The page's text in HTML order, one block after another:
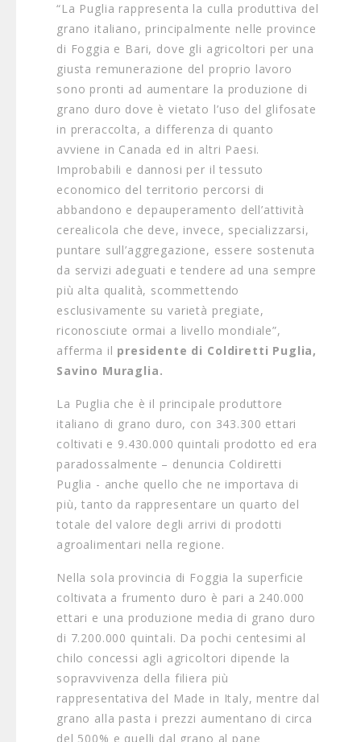
“La Puglia rappresenta la culla produttiva del
grano italiano, principalmente nelle province
di Foggia e Bari, dove gli agricoltori per una
giusta remunerazione del proprio lavoro
sono pronti ad aumentare la produzione di
grano duro dove è vietato l’uso del glifosate
in preraccolta, a differenza di quanto
avviene in Canada ed in altri Paesi.
Improbabili e dannosi per il tessuto
economico del territorio percorsi di
abbandono e depauperamento dell’attività
cerealicola che deve, invece, specializzarsi,
puntare sull’aggregazione, essere sostenuta
da servizi adeguati e tendere ad una sempre
più alta qualità, scommettendo
esclusivamente su varietà pregiate,
riconosciute ormai a livello mondiale”,
afferma il presidente di Coldiretti Puglia,
Savino Muraglia.
La Puglia che è il principale produttore
italiano di grano duro, con 343.300 ettari
coltivati e 9.430.000 quintali prodotto ed era
paradossalmente – denuncia Coldiretti
Puglia - anche quello che ne importava di
più, tanto da rappresentare un quarto del
totale del valore degli arrivi di prodotti
agroalimentari nella regione.
Nella sola provincia di Foggia la superficie
coltivata a frumento duro è pari a 240.000
ettari e una produzione media di grano duro
di 7.200.000 quintali. Da pochi centesimi al
chilo concessi agli agricoltori dipende la
sopravvivenza della filiera più
rappresentativa del Made in Italy, mentre dal
grano alla pasta i prezzi aumentano di circa
del 500% e quelli dal grano al pane